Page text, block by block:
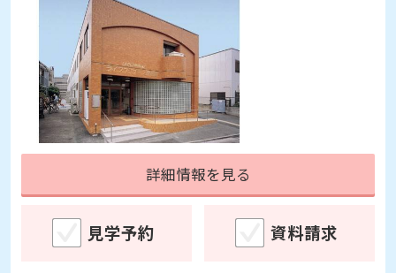
介護付有料老人ホーム 入居後あんしん保障対象
ライフコミューン大泉学園
東京都練馬区大泉学園町7
入居時費用：
月額利用料：18.8～26.1万円